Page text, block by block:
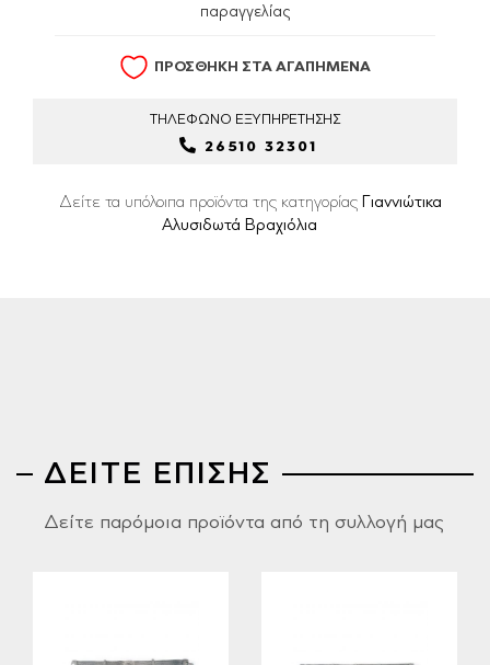
παραγγελίας
ΠΡΟΣΘΗΚΗ ΣΤΑ ΑΓΑΠΗΜΕΝΑ
ΤΗΛΕΦΩΝΟ ΕΞΥΠΗΡΕΤΗΣΗΣ
26510 32301
Δείτε τα υπόλοιπα προϊόντα της κατηγορίας Γιαννιώτικα
Αλυσιδωτά Βραχιόλια
ΔΕΙΤΕ ΕΠΙΣΗΣ
Δείτε παρόμοια προϊόντα από τη συλλογή μας